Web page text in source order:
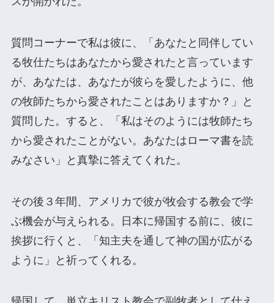
質問コーナーで私は彼に、「あなたと同伴してい
る牧仕たちはあなたから愛されたと言っています
が、あなたは、あなたが彼らを愛したように、他
の牧師たちから愛されたことはありますか？」と
質問した。すると、「私はそのようには牧師たち
から愛されたことがない。あなたはローマ書を読
みなさい」と真摯に答えてくれた。
その後３年間、アメリカで彼が牧会する教会で学
ぶ機会が与えられる。日本に帰国する前に、彼に
挨拶に行くと、「知主夫を通して神の国が広がる
ように」と祈ってくれる。